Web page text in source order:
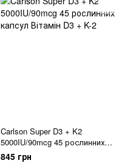
Carlson Super D3 + K2
5000IU/90mcg 45 рослинних
капсул
845 грн